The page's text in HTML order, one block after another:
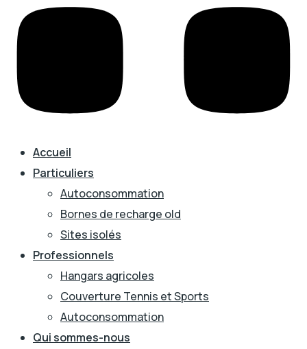
Accueil
Particuliers
Autoconsommation
Bornes de recharge old
Sites isolés
Professionnels
Hangars agricoles
Couverture Tennis et Sports
Autoconsommation
Qui sommes-nous